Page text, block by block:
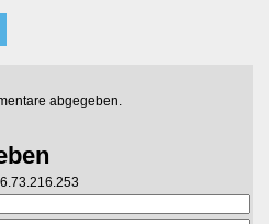
abgegeben.